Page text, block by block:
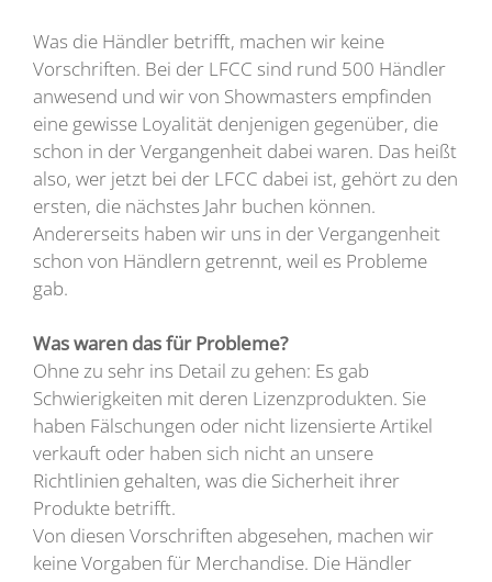
Was die Händler betrifft, machen wir keine
Vorschriften. Bei der LFCC sind rund 500 Händler
anwesend und wir von Showmasters empfinden
eine gewisse Loyalität denjenigen gegenüber, die
schon in der Vergangenheit dabei waren. Das heißt
also, wer jetzt bei der LFCC dabei ist, gehört zu den
ersten, die nächstes Jahr buchen können.
Andererseits haben wir uns in der Vergangenheit
schon von Händlern getrennt, weil es Probleme
gab.
Was waren das für Probleme?
Ohne zu sehr ins Detail zu gehen: Es gab
Schwierigkeiten mit deren Lizenzprodukten. Sie
haben Fälschungen oder nicht lizensierte Artikel
verkauft oder haben sich nicht an unsere
Richtlinien gehalten, was die Sicherheit ihrer
Produkte betrifft.
Von diesen Vorschriften abgesehen, machen wir
keine Vorgaben für Merchandise. Die Händler